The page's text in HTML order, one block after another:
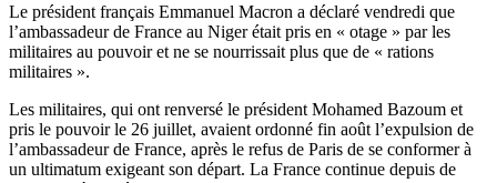
Le président français Emmanuel Macron a déclaré vendredi que
l’ambassadeur de France au Niger était pris en « otage » par les
militaires au pouvoir et ne se nourrissait plus que de « rations
militaires ».
Les militaires, qui ont renversé le président Mohamed Bazoum et
pris le pouvoir le 26 juillet, avaient ordonné fin août l’expulsion de
l’ambassadeur de France, après le refus de Paris de se conformer à
un ultimatum exigeant son départ. La France continue depuis de